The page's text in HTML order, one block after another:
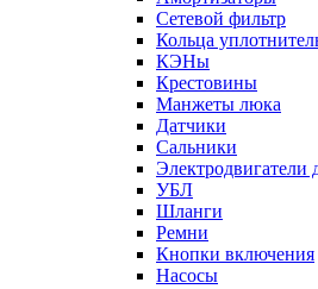
Сетевой фильтр
Кольца
КЭНы
Крестовины
Манжеты люка
Датчики
Сальники
УБЛ
Шланги
Ремни
Кнопки включения
Насосы